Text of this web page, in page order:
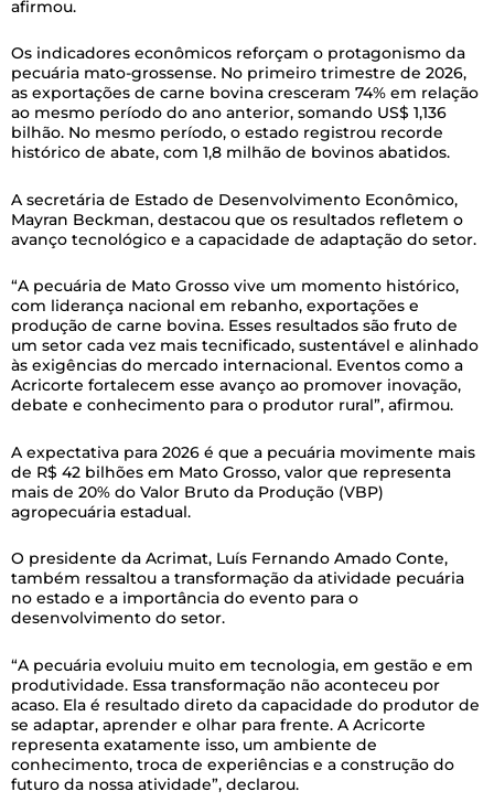
afirmou.
Os indicadores econômicos reforçam o protagonismo da
pecuária mato-grossense. No primeiro trimestre de 2026,
as exportações de carne bovina cresceram 74% em relação
ao mesmo período do ano anterior, somando US$ 1,136
bilhão. No mesmo período, o estado registrou recorde
histórico de abate, com 1,8 milhão de bovinos abatidos.
A secretária de Estado de Desenvolvimento Econômico,
Mayran Beckman, destacou que os resultados refletem o
avanço tecnológico e a capacidade de adaptação do setor.
“A pecuária de Mato Grosso vive um momento histórico,
com liderança nacional em rebanho, exportações e
produção de carne bovina. Esses resultados são fruto de
um setor cada vez mais tecnificado, sustentável e alinhado
às exigências do mercado internacional. Eventos como a
Acricorte fortalecem esse avanço ao promover inovação,
debate e conhecimento para o produtor rural”, afirmou.
A expectativa para 2026 é que a pecuária movimente mais
de R$ 42 bilhões em Mato Grosso, valor que representa
mais de 20% do Valor Bruto da Produção (VBP)
agropecuária estadual.
O presidente da Acrimat, Luís Fernando Amado Conte,
também ressaltou a transformação da atividade pecuária
no estado e a importância do evento para o
desenvolvimento do setor.
“A pecuária evoluiu muito em tecnologia, em gestão e em
produtividade. Essa transformação não aconteceu por
acaso. Ela é resultado direto da capacidade do produtor de
se adaptar, aprender e olhar para frente. A Acricorte
representa exatamente isso, um ambiente de
conhecimento, troca de experiências e a construção do
futuro da nossa atividade”, declarou.